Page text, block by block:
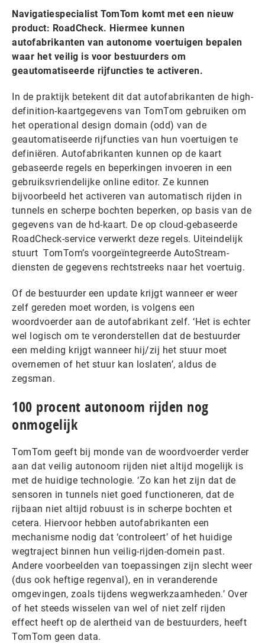
Navigatiespecialist TomTom komt met een nieuw
product: RoadCheck. Hiermee kunnen
autofabrikanten van autonome voertuigen bepalen
waar het veilig is voor bestuurders om
geautomatiseerde rijfuncties te activeren.
In de praktijk betekent dit dat autofabrikanten de high-
definition-kaartgegevens van TomTom gebruiken om
het operational design domain (odd) van de
geautomatiseerde rijfuncties van hun voertuigen te
definiëren. Autofabrikanten kunnen op de kaart
gebaseerde regels en beperkingen invoeren in een
gebruiksvriendelijke online editor. Ze kunnen
bijvoorbeeld het activeren van automatisch rijden in
tunnels en scherpe bochten beperken, op basis van de
gegevens van de hd-kaart. De op cloud-gebaseerde
RoadCheck-service verwerkt deze regels. Uiteindelijk
stuurt TomTom’s voorgeïntegreerde AutoStream-
diensten de gegevens rechtstreeks naar het voertuig.
Of de bestuurder een update krijgt wanneer er weer
zelf gereden moet worden, is volgens een
woordvoerder aan de autofabrikant zelf. ‘Het is echter
wel logisch om te veronderstellen dat de bestuurder
een melding krijgt wanneer hij/zij het stuur moet
overnemen of het stuur kan loslaten’, aldus de
zegsman.
100 procent autonoom rijden nog
onmogelijk
TomTom geeft bij monde van de woordvoerder verder
aan dat veilig autonoom rijden niet altijd mogelijk is
met de huidige technologie. ‘Zo kan het zijn dat de
sensoren in tunnels niet goed functioneren, dat de
rijbaan niet altijd robuust is in scherpe bochten et
cetera. Hiervoor hebben autofabrikanten een
mechanisme nodig dat ‘controleert’ of het huidige
wegtraject binnen hun veilig-rijden-domein past.
Andere voorbeelden van toepassingen zijn slecht weer
(dus ook heftige regenval), en in veranderende
omgevingen, zoals tijdens wegwerkzaamheden.’ Over
of het steeds wisselen van wel of niet zelf rijden
effect heeft op de alertheid van de bestuurders, heeft
TomTom geen data.